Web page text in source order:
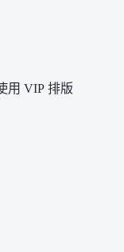
用 VIP 排版